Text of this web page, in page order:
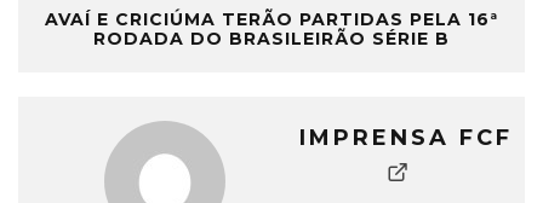
AVAÍ E CRICIÚMA TERÃO PARTIDAS PELA 16ª
RODADA DO BRASILEIRÃO SÉRIE B
IMPRENSA FCF